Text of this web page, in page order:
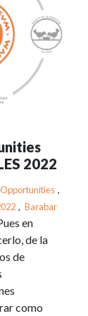
2022
Opportunities ,
, Barabar
en
de la
de
como